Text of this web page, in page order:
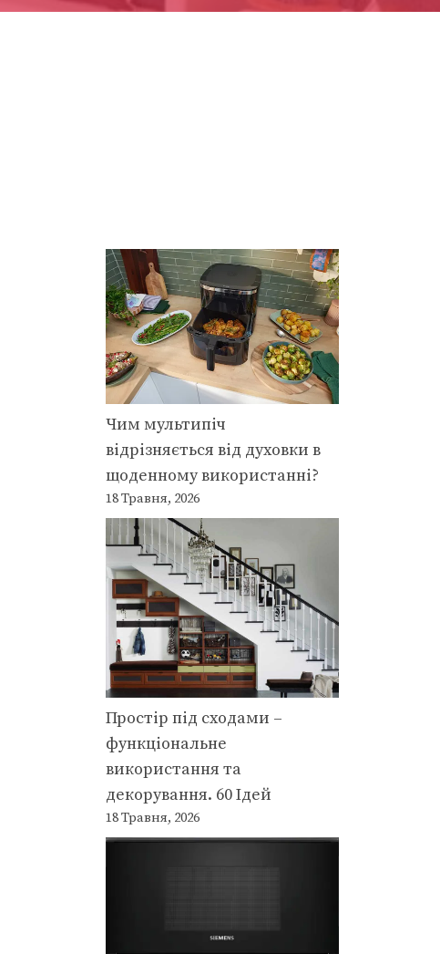
Чим мультипіч
відрізняється від духовки в
щоденному використанні?
18 Травня, 2026
Простір під сходами –
функціональне
використання та
декорування. 60 Ідей
18 Травня, 2026